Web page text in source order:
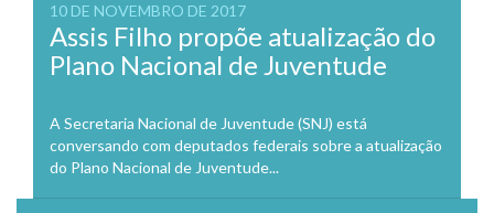
10 DE NOVEMBRO DE 2017
Assis Filho propõe atualização do
Plano Nacional de Juventude
A Secretaria Nacional de Juventude (SNJ) está
conversando com deputados federais sobre a atualização
do Plano Nacional de Juventude...